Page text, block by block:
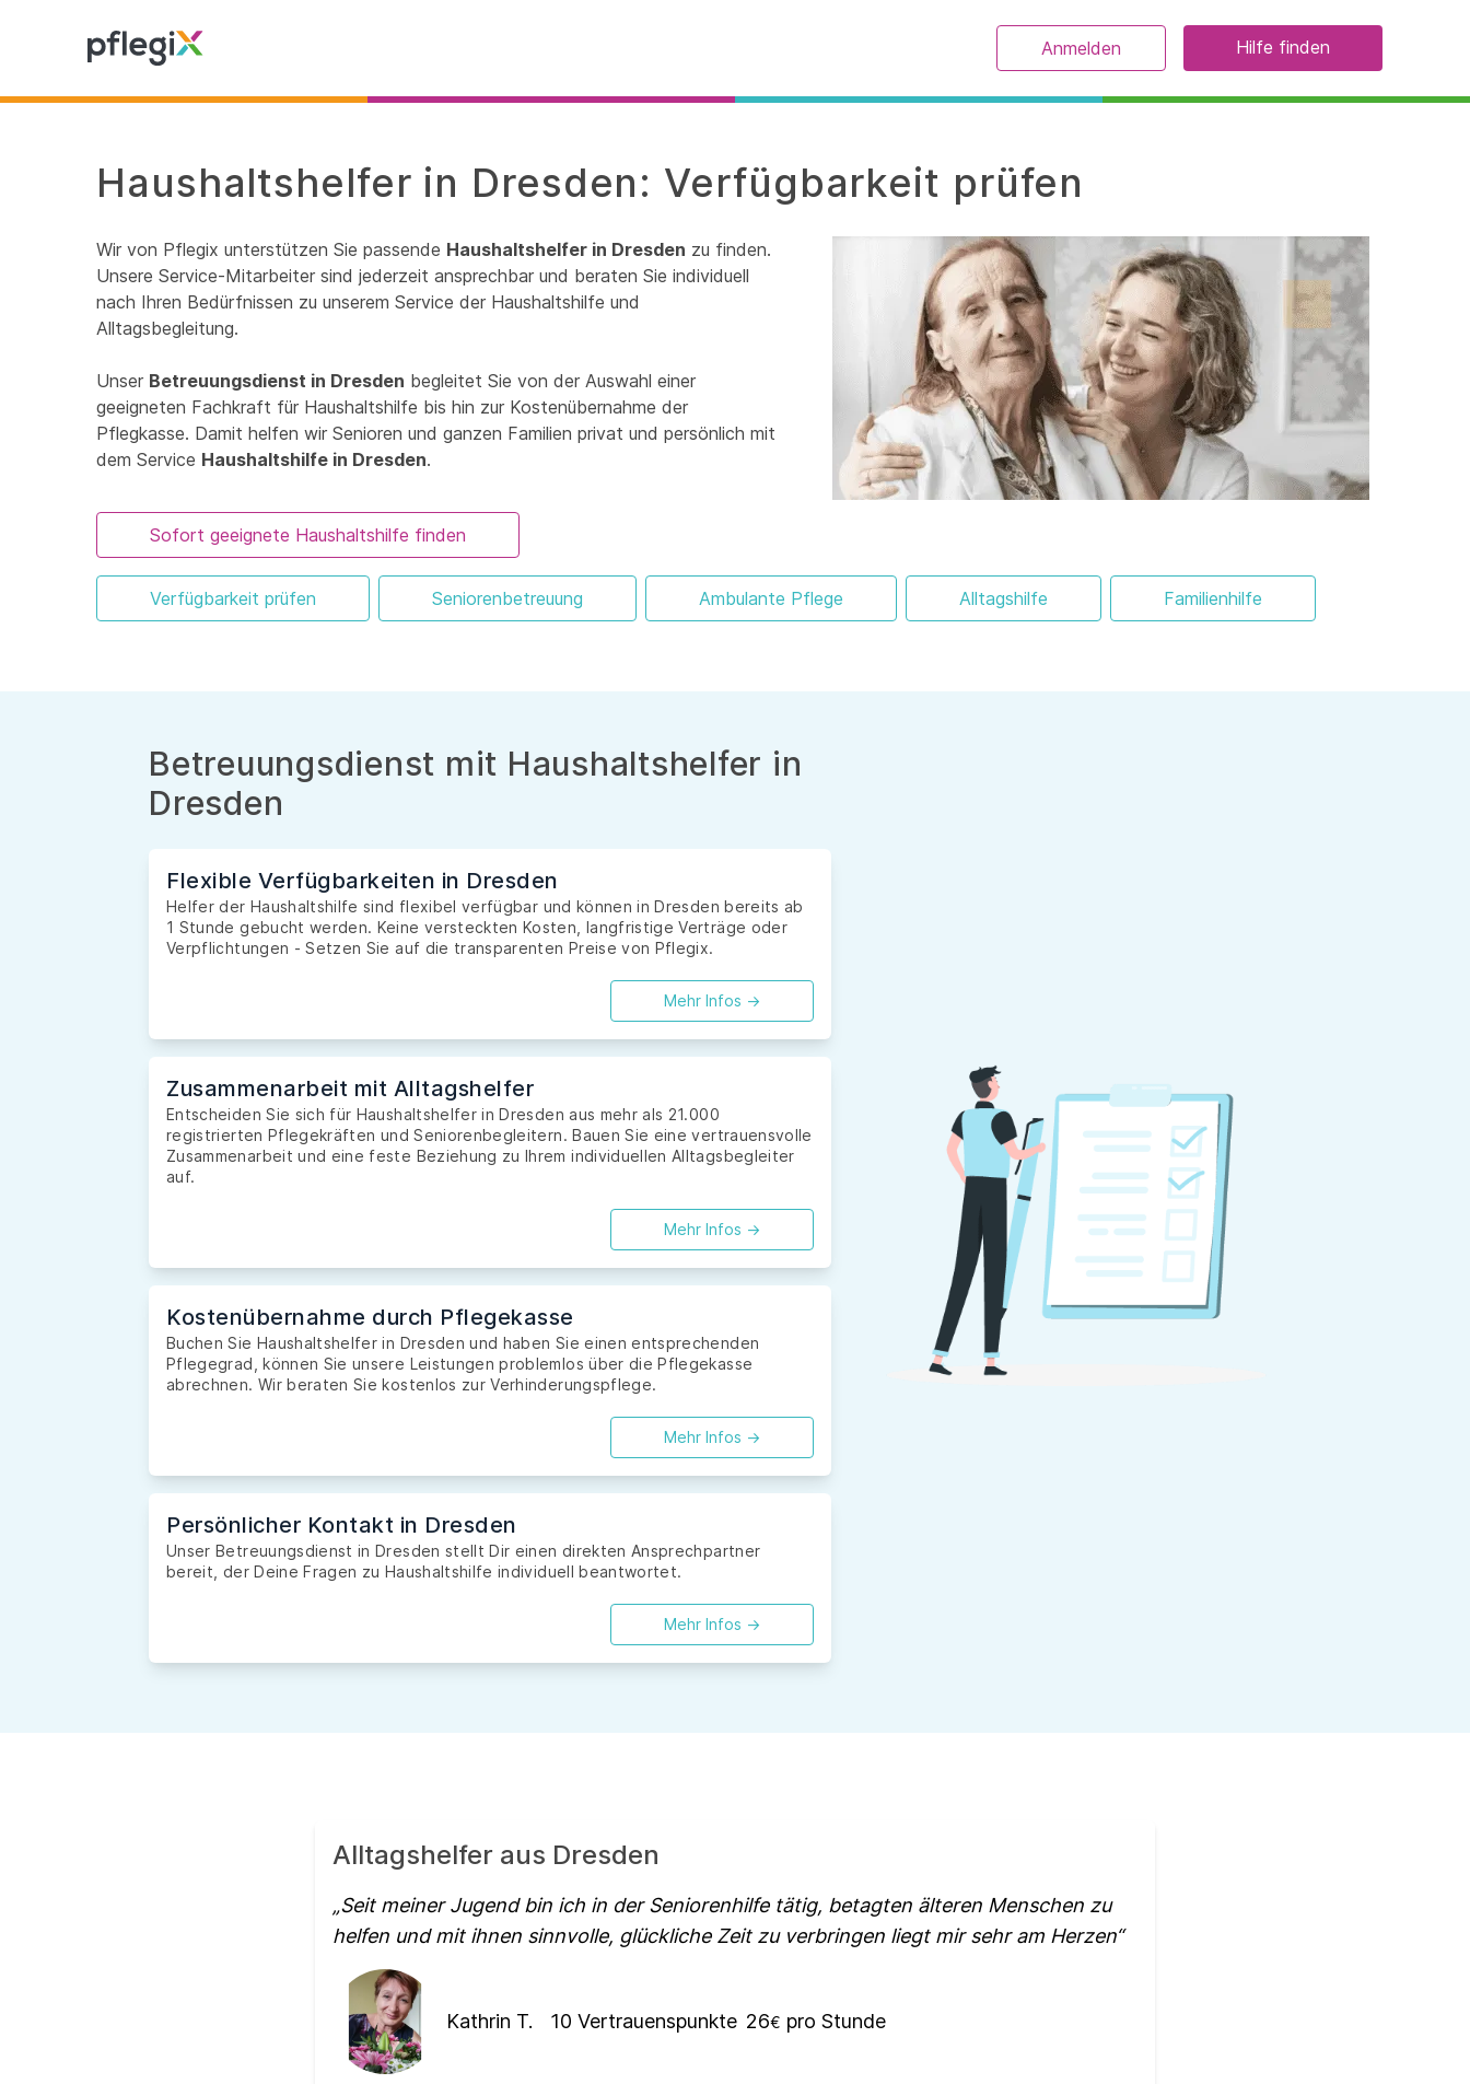
Anmelden Hilfe finden
Haushaltshelfer in Dresden: Verfügbarkeit prüfen
Wir von Pflegix unterstützen Sie passende Haushaltshelfer in Dresden zu finden.
Unsere Service-Mitarbeiter sind jederzeit ansprechbar und beraten Sie individuell
nach Ihren Bedürfnissen zu unserem Service der Haushaltshilfe und
Alltagsbegleitung.
Unser Betreuungsdienst in Dresden begleitet Sie von der Auswahl einer
geeigneten Fachkraft für Haushaltshilfe bis hin zur Kostenübernahme der
Pflegkasse. Damit helfen wir Senioren und ganzen Familien privat und persönlich mit
dem Service Haushaltshilfe in Dresden.
Sofort geeignete Haushaltshilfe finden
Verfügbarkeit prüfen Seniorenbetreuung Ambulante Pflege Alltagshilfe Familienhilfe
Betreuungsdienst mit Haushaltshelfer in
Dresden
Flexible Verfügbarkeiten in Dresden
Helfer der Haushaltshilfe sind flexibel verfügbar und können in Dresden bereits ab
1 Stunde gebucht werden. Keine versteckten Kosten, langfristige Verträge oder
Verpflichtungen - Setzen Sie auf die transparenten Preise von Pflegix.
Mehr Infos ->
Zusammenarbeit mit Alltagshelfer
Entscheiden Sie sich für Haushaltshelfer in Dresden aus mehr als 21.000
registrierten Pflegekräften und Seniorenbegleitern. Bauen Sie eine vertrauensvolle
Zusammenarbeit und eine feste Beziehung zu Ihrem individuellen Alltagsbegleiter
auf.
Mehr Infos ->
Kostenübernahme durch Pflegekasse
Buchen Sie Haushaltshelfer in Dresden und haben Sie einen entsprechenden
Pflegegrad, können Sie unsere Leistungen problemlos über die Pflegekasse
abrechnen. Wir beraten Sie kostenlos zur Verhinderungspflege.
Mehr Infos ->
Persönlicher Kontakt in Dresden
Unser Betreuungsdienst in Dresden stellt Dir einen direkten Ansprechpartner
bereit, der Deine Fragen zu Haushaltshilfe individuell beantwortet.
Mehr Infos ->
Alltagshelfer aus Dresden
Seit meiner Jugend bin ich in der Seniorenhilfe tätig, betagten älteren Menschen zu
helfen und mit ihnen sinnvolle, glückliche Zeit zu verbringen liegt mir sehr am Herzen
Kathrin T. 10 Vertrauenspunkte 26€ pro Stunde